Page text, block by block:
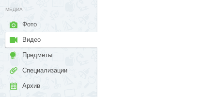
МЕДИА
Фото
Видео
Предметы
Специализации
Архив